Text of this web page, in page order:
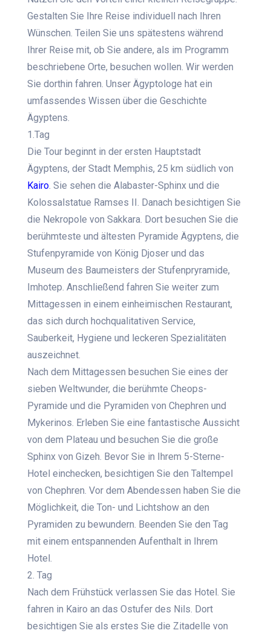
Gestalten Sie Ihre Reise individuell nach Ihren
Wünschen. Teilen Sie uns spätestens während
Ihrer Reise mit, ob Sie andere, als im Programm
beschriebene Orte, besuchen wollen. Wir werden
Sie dorthin fahren. Unser Ägyptologe hat ein
umfassendes Wissen über die Geschichte
Ägyptens.
1.Tag
Die Tour beginnt in der ersten Hauptstadt
Ägyptens, der Stadt Memphis, 25 km südlich von
Kairo . Sie sehen die Alabaster-Sphinx und die
Kolossalstatue Ramses II. Danach besichtigen Sie
die Nekropole von Sakkara. Dort besuchen Sie die
berühmteste und ältesten Pyramide Ägyptens, die
Stufenpyramide von König Djoser und das
Museum des Baumeisters der Stufenpryramide,
Imhotep. Anschließend fahren Sie weiter zum
Mittagessen in einem einheimischen Restaurant,
das sich durch hochqualitativen Service,
Sauberkeit, Hygiene und leckeren Spezialitäten
auszeichnet.
Nach dem Mittagessen besuchen Sie eines der
sieben Weltwunder, die berühmte Cheops-
Pyramide und die Pyramiden von Chephren und
Mykerinos. Erleben Sie eine fantastische Aussicht
von dem Plateau und besuchen Sie die große
Sphinx von Gizeh. Bevor Sie in Ihrem 5-Sterne-
Hotel einchecken,besichtigen Sie den Taltempel
von Chephren. Vor dem Abendessen haben Sie die
Möglichkeit, die Ton- und Lichtshow an den
Pyramiden zu bewundern. Beenden Sie den Tag
mit einem entspannenden Aufenthalt in Ihrem
Hotel.
2. Tag
Nach dem Frühstück verlassen Sie das Hotel. Sie
fahren in Kairo an das Ostufer des Nils. Dort
besichtigen Sie als erstes Sie die Zitadelle von